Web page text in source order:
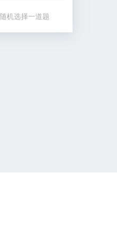
机选择一道题